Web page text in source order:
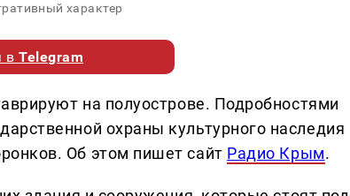
характер
вTelegram
на полуострове. Подробностями
охраны культурного наследия
Об этом пишет сайт Радио Крым.